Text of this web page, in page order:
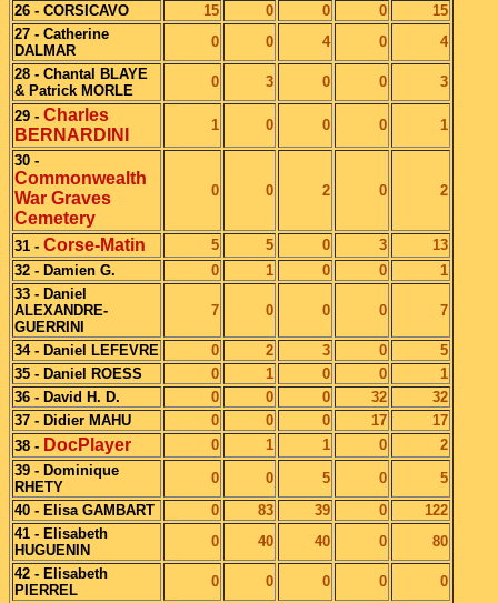
26 - CORSICAVO
15 0 0 0
15
27 - Catherine
DALMAR
0 0 4 0
4
28 - Chantal BLAYE
& Patrick MORLE
0 3 0 0 3
29 - Charles
BERNARDINI
1 0 0 0 1
30 -
Commonwealth
War Graves
Cemetery
0 0 2 0 2
31 - Corse-Matin 5 5 0 3
13
32 - Damien G.
0 1 0 0
1
33 - Daniel
ALEXANDRE-
GUERRINI
7 0 0 0 7
34 - Daniel LEFEVRE 0 2 3 0
5
35 - Daniel ROESS
0 1 0 0
1
36 - David H. D.
0 0 0 32
32
37 - Didier MAHU
0 0 0 17
17
38 - DocPlayer 0 1 1 0
2
39 - Dominique
RHETY
0 0 5 0
5
40 - Elisa GAMBART
0 83 39 0
122
41 - Elisabeth
HUGUENIN
0 40 40 0
80
42 - Elisabeth
PIERREL
0 0 0 0
0